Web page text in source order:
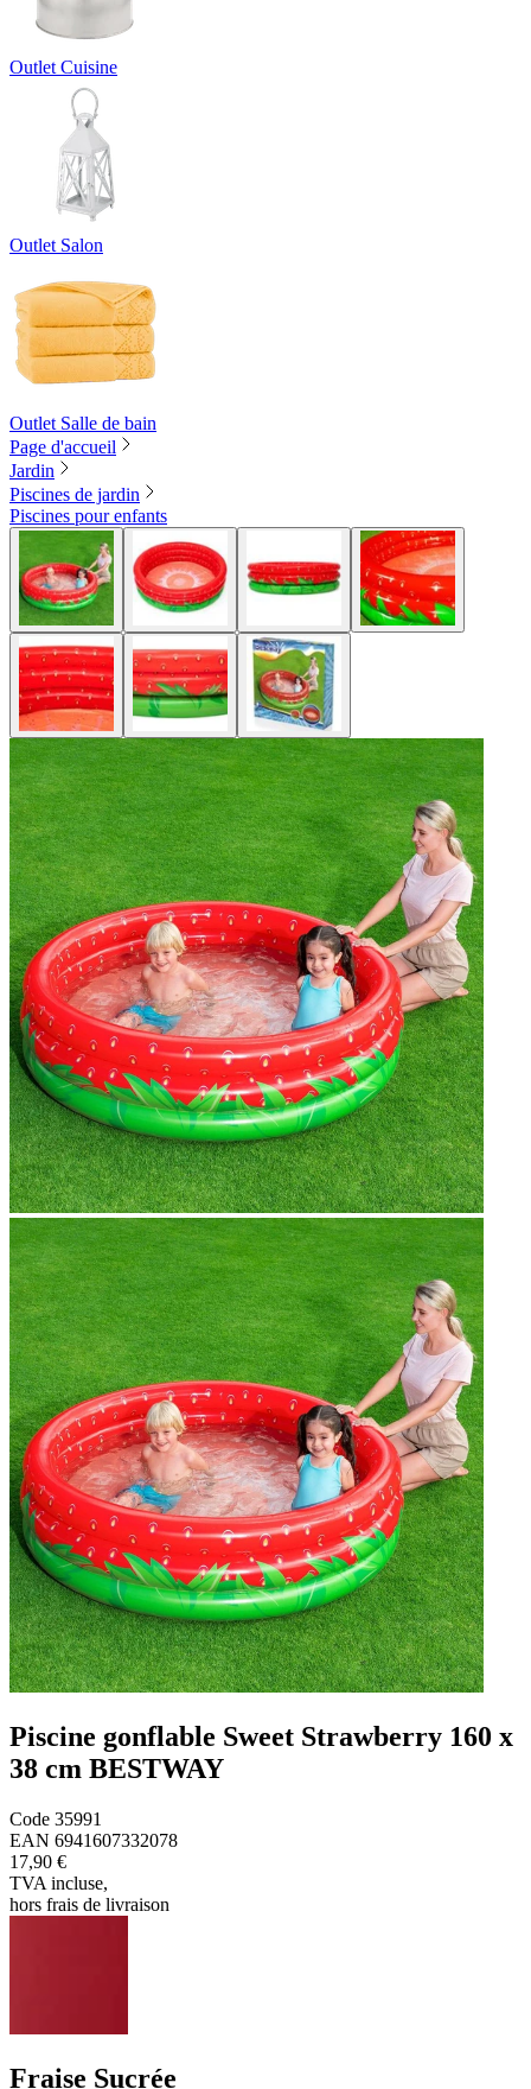
Outlet Cuisine
Outlet Salon
Outlet Salle de bain
Page d'accueil
Jardin
Piscines de jardin
Piscines pour enfants
Piscine gonflable Sweet Strawberry 160 x
38 cm BESTWAY
Code 35991
EAN 6941607332078
17,90 €
TVA incluse,
hors frais de livraison
Fraise Sucrée